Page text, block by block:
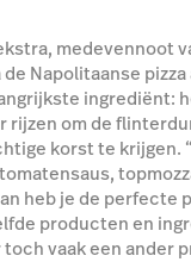
medevennoot
Napolitaanse
ingrediënt:
rijzen om de
korst te krijgen.
heb je de perfecte
producten en
vaak een ander